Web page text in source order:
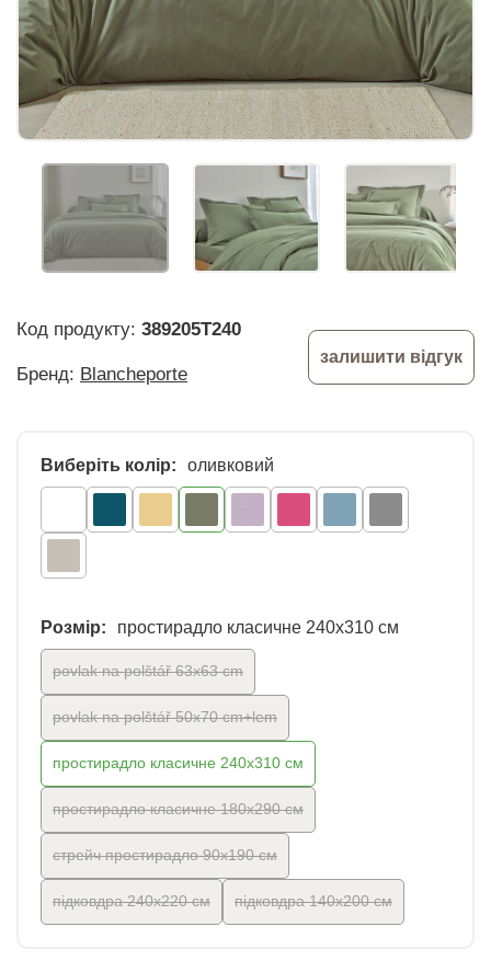
Код продукту: 389205T240
Бренд: Blancheporte
залишити відгук
Виберіть колір: оливковий
Розмір: простирадло класичне 240х310 см
povlak na polštář 63x63 cm
povlak na polštář 50x70 cm+lem
простирадло класичне 240х310 см
простирадло класичне 180x290 см
стрейч простирадло 90х190 см
підковдра 240х220 см підковдра 140х200 см